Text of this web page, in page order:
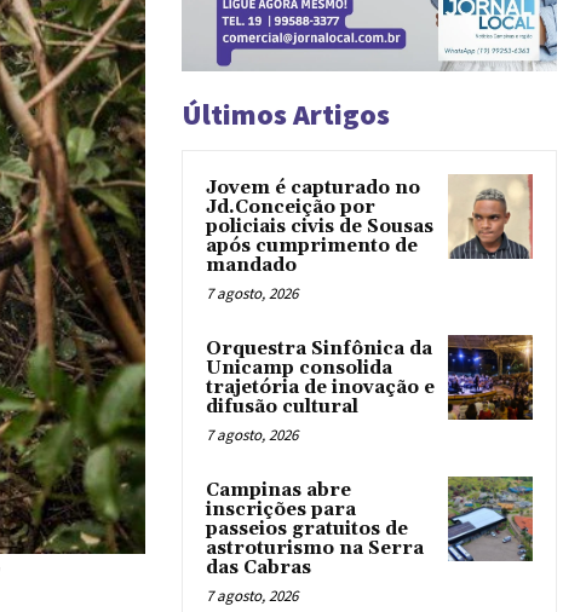
Últimos Artigos
Jovem é capturado no
Jd.Conceição por
policiais civis de Sousas
após cumprimento de
mandado
7 agosto, 2026
Orquestra Sinfônica da
Unicamp consolida
trajetória de inovação e
difusão cultural
7 agosto, 2026
Campinas abre
inscrições para
passeios gratuitos de
astroturismo na Serra
das Cabras
7 agosto, 2026